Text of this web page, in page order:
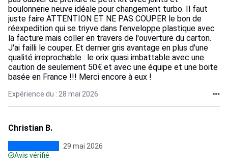
boulonnerie neuve idéale pour changement turbo. Il faut
juste faire ATTENTION ET NE PAS COUPER le bon de
réexpedition qui se triyve dans l'enveloppe plastique avec
la facture mais coller en travers de l'ouverture du carton.
J'ai failli le couper. Et dernier gris avantage en plus d'une
qualité irreprochable : le orix quasi imbattable avec une
caution de seulement 50€ et avec une équipe et une boite
basée en France !!! Merci encore à eux !
Expérience du : 28 mai 2026
Christian B.
29 mai 2026
Avis vérifié